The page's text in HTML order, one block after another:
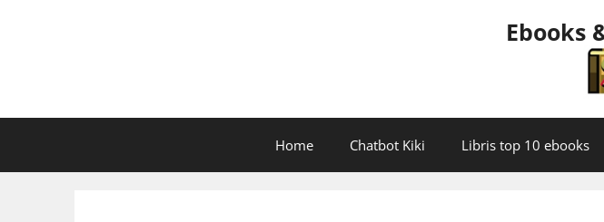
Ebooks
Home Chatbot Kiki Libris top 10 ebooks